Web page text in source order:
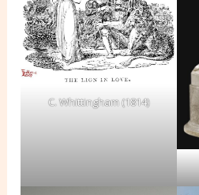
C. Whittingham (1814)